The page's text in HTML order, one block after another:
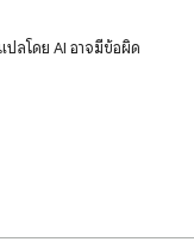
ปลโดย AI อาจมีข้อผิด